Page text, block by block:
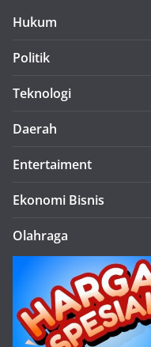
Hukum
Politik
Teknologi
Daerah
Entertaiment
Ekonomi Bisnis
Olahraga